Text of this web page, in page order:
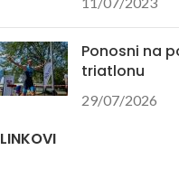
Ponosni na
triatlonu
29/07/2026
LINKOVI